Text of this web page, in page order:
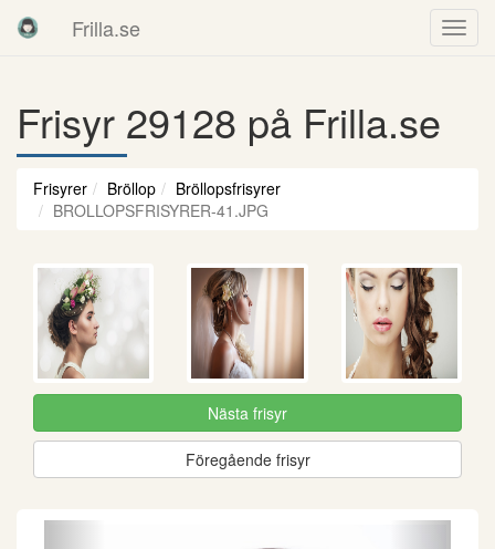
Frilla.se
Frisyr 29128 på Frilla.se
Frisyrer Bröllop
Bröllopsfrisyrer
BROLLOPSFRISYRER-41.JPG
Nästa frisyr
Föregående frisyr